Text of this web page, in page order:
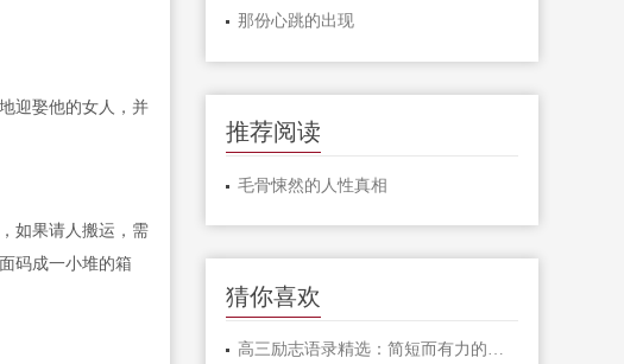
迎娶他的女人，并
如果请人搬运，需
码成一小堆的箱
那份心跳的出现
推荐阅读
毛骨悚然的人性真相
猜你喜欢
高三励志语录精选：简短而有力的激励句子